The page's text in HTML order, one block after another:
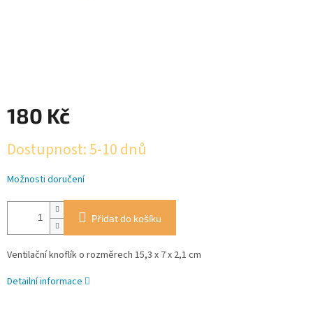
180 Kč
cena:
Dostupnost: 5-10 dnů
Možnosti doručení
Přidat do košíku
Ventilační knoflík o rozměrech 15,3 x 7 x 2,1 cm
Detailní informace